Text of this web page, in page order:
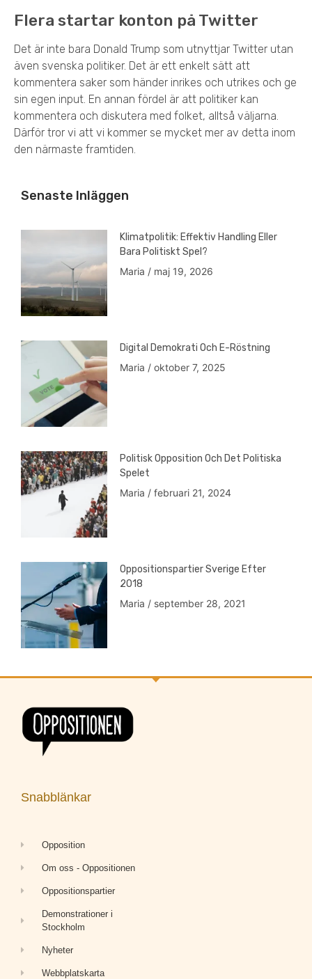
Flera startar konton på Twitter
Det är inte bara Donald Trump som utnyttjar Twitter utan
även svenska politiker. Det är ett enkelt sätt att
kommentera saker som händer inrikes och utrikes och ge
sin egen input. En annan fördel är att politiker kan
kommentera och diskutera med folket, alltså väljarna.
Därför tror vi att vi kommer se mycket mer av detta inom
den närmaste framtiden.
Senaste Inläggen
Klimatpolitik: Effektiv Handling Eller
Bara Politiskt Spel?
Maria
maj 19, 2026
Digital Demokrati Och E-Röstning
Maria
oktober 7, 2025
Politisk Opposition Och Det Politiska
Spelet
Maria
februari 21, 2024
Oppositionspartier Sverige Efter
2018
Maria
september 28, 2021
Snabblänkar
Opposition
Om oss - Oppositionen
Oppositionspartier
Demonstrationer i
Stockholm
Nyheter
Webbplatskarta